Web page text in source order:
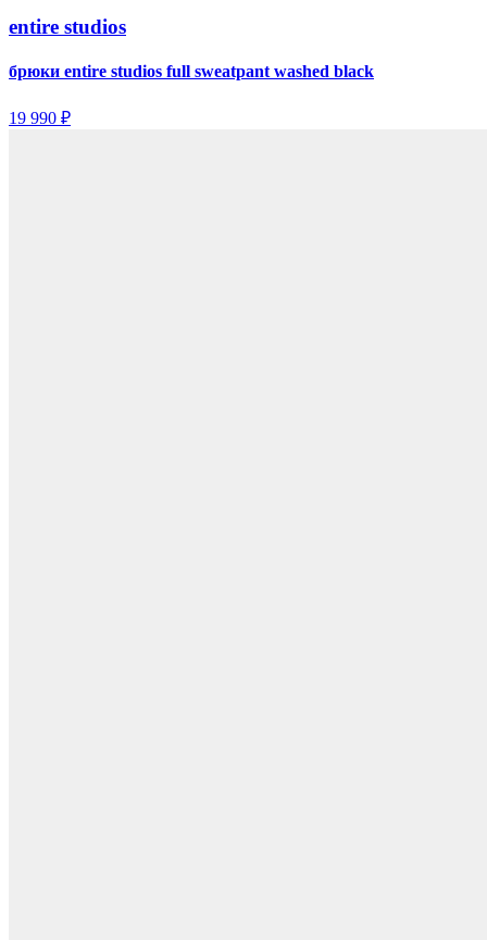
entire studios
брюки entire studios full sweatpant washed black
19 990 ₽